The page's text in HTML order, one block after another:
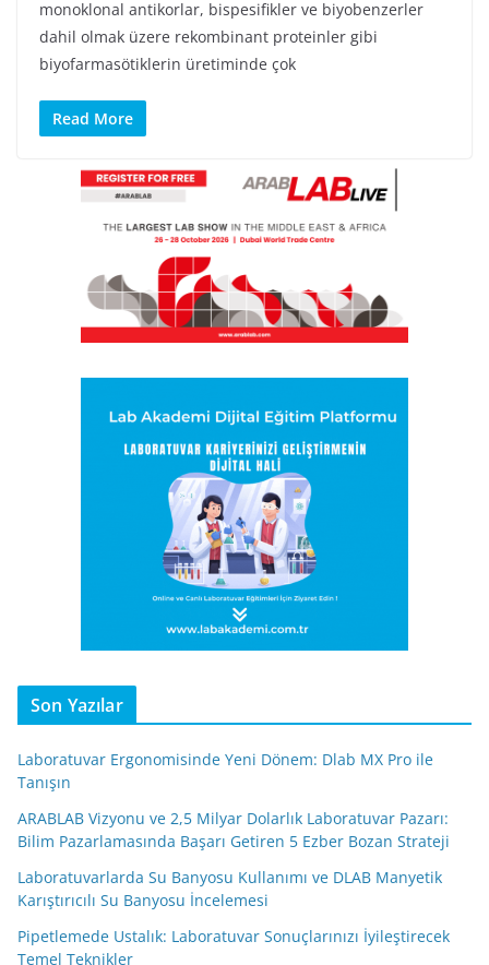
monoklonal antikorlar, bispesifikler ve biyobenzerler
dahil olmak üzere rekombinant proteinler gibi
biyofarmasötiklerin üretiminde çok
Read More
Son Yazılar
Laboratuvar Ergonomisinde Yeni Dönem: Dlab MX Pro ile
Tanışın
ARABLAB Vizyonu ve 2,5 Milyar Dolarlık Laboratuvar Pazarı:
Bilim Pazarlamasında Başarı Getiren 5 Ezber Bozan Strateji
Laboratuvarlarda Su Banyosu Kullanımı ve DLAB Manyetik
Karıştırıcılı Su Banyosu İncelemesi
Pipetlemede Ustalık: Laboratuvar Sonuçlarınızı İyileştirecek
Temel Teknikler